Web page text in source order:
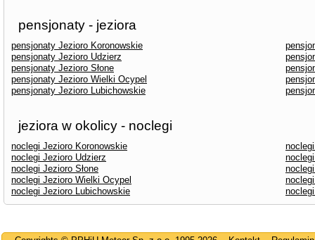
pensjonaty - jeziora
pensjonaty Jezioro Koronowskie
pensjonaty Jezioro Udzierz
pensjonaty Jezioro Słone
pensjonaty Jezioro Wielki Ocypel
pensjonaty Jezioro Lubichowskie
jeziora w okolicy - noclegi
noclegi Jezioro Koronowskie
noclegi Jezioro Udzierz
noclegi Jezioro Słone
noclegi Jezioro Wielki Ocypel
noclegi Jezioro Lubichowskie